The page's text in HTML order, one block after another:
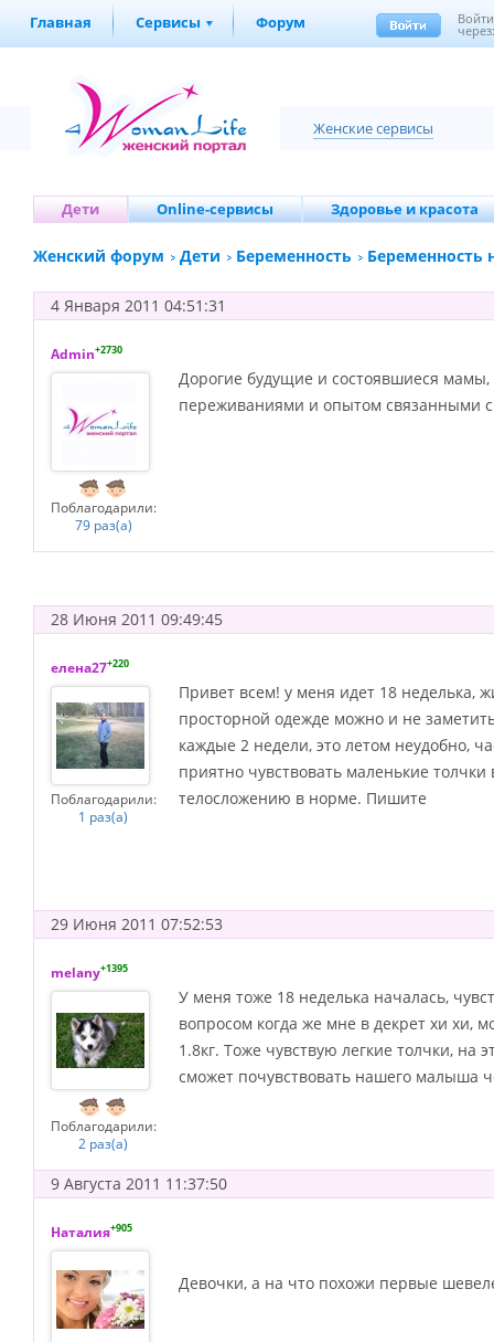
Главная Сервисы Форум Войти
Женские сервисы
Дети Online-сервисы Здоровье и красота
Женский форум Дети Беременность Беременность
4 Января 2011 04:51:31
Admin+2730
Поблагодарили:
79 раз(а)
Дорогие будущие и состоявшиеся
переживаниями и опытом связанными
28 Июня 2011 09:49:45
елена27+220
Поблагодарили:
1 раз(а)
Привет всем! у меня идет 18 неделька,
просторной одежде можно и не
каждые 2 недели, это летом неудобно,
приятно чувствовать маленькие толчки
телосложению в норме. Пишите
29 Июня 2011 07:52:53
melany+1395
Поблагодарили:
2 раз(а)
У меня тоже 18 неделька началась,
вопросом когда же мне в декрет хи хи,
1.8кг. Тоже чувствую легкие толчки,
сможет почувствовать нашего малыша
9 Августа 2011 11:37:50
Наталия+905
Девочки, а на что похожи первые